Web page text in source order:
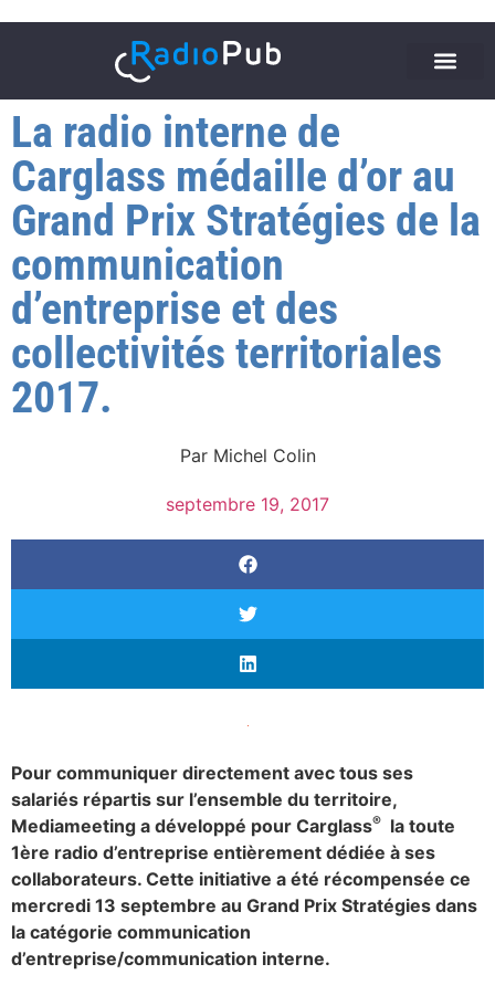
La radio interne de
Carglass médaille d’or au
Grand Prix Stratégies de la
communication
d’entreprise et des
collectivités territoriales
2017.
ParMichel Colin
septembre 19, 2017
Pour communiquer directement avec tous ses
salariés répartis sur l’ensemble du territoire,
Mediameeting a développé pour Carglass® la toute
1ère radio d’entreprise entièrement dédiée à ses
collaborateurs. Cette initiative a été récompensée ce
mercredi 13 septembre au Grand Prix Stratégies dans
la catégorie communication
d’entreprise/communication interne.